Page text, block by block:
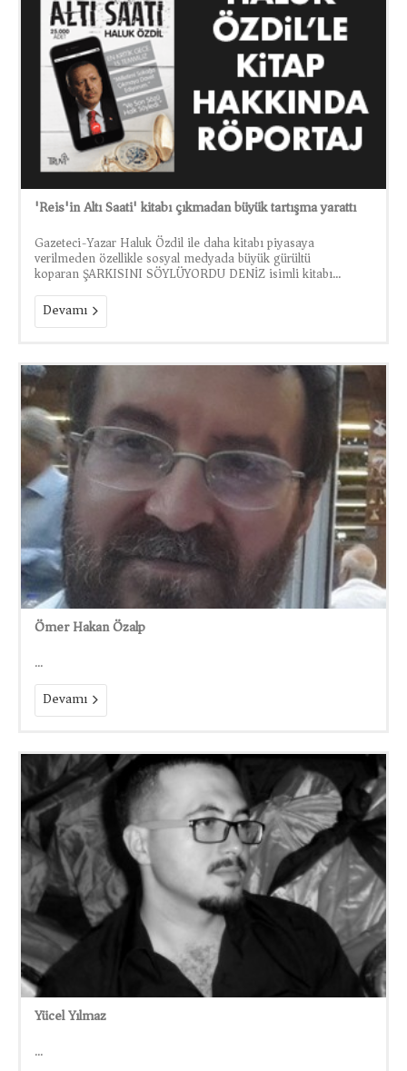
'Reis'in Altı Saati' kitabı çıkmadan büyük tartışma yarattı
Gazeteci-Yazar Haluk Özdil ile daha kitabı piyasaya
verilmeden özellikle sosyal medyada büyük gürültü
koparan ŞARKISINI SÖYLÜYORDU DENİZ isimli kitabı...
Devamı
Ömer Hakan Özalp
...
Devamı
Yücel Yılmaz
...